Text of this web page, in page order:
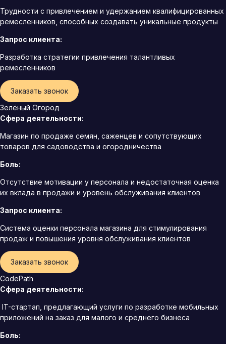
Трудности с привлечением и удержанием квалифицированных
ремесленников, способных создавать уникальные продукты
Запрос клиента:
Разработка стратегии привлечения талантливых
ремесленников
Заказать звонок
Зелёный Огород
Сфера деятельности:
Магазин по продаже семян, саженцев и сопутствующих
товаров для садоводства и огородничества
Боль:
Отсутствие мотивации у персонала и недостаточная оценка
их вклада в продажи и уровень обслуживания клиентов
Запрос клиента:
Система оценки персонала магазина для стимулирования
продаж и повышения уровня обслуживания клиентов
Заказать звонок
CodePath
Сфера деятельности:
IT-стартап, предлагающий услуги по разработке мобильных
приложений на заказ для малого и среднего бизнеса
Боль: